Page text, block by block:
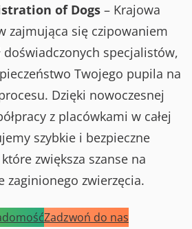
of Dogs– Krajowa
zajmująca się czipowaniem
doświadczonych specjalistów,
Twojego pupila na
Dzięki nowoczesnej
z placówkami w całej
szybkie i bezpieczne
zwiększa szanse na
zaginionego zwierzęcia.
Zadzwoń do nas